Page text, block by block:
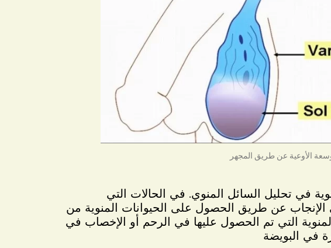
المنوية في تحليل السائل المنوي. في الحالات التي
عن طريق الحصول على الحيوانات المنوية من
التي تم الحصول عليها في الرحم أو الإخصاب في